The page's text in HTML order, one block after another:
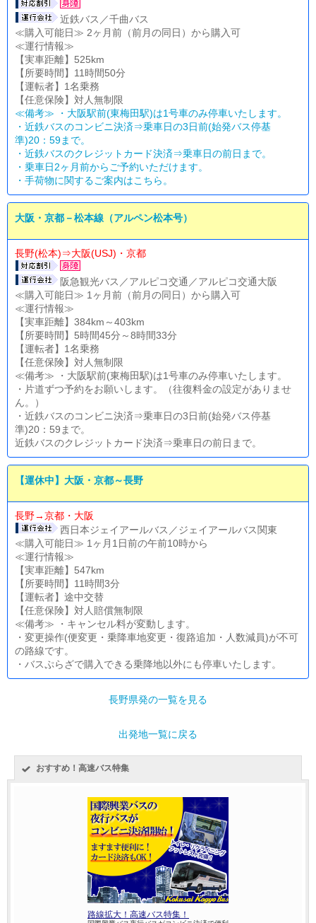
近鉄バス／千曲バス
≪購入可能日≫ 2ヶ月前（前月の同日）から購入可
≪運行情報≫
【実車距離】525km
【所要時間】11時間50分
【運転者】1名乗務
【任意保険】対人無制限
≪備考≫ ・大阪駅前(東梅田駅)は1号車のみ停車いたします。
・近鉄バスのコンビニ決済⇒乗車日の3日前(始発バス停基
準)20：59まで。
・近鉄バスのクレジットカード決済⇒乗車日の前日まで。
・乗車日2ヶ月前からご予約いただけます。
・ 手荷物に関するご案内はこちら。
大阪・京都－松本線（アルペン松本号）
長野(松本)⇒大阪(USJ)・京都
阪急観光バス／アルピコ交通／アルピコ交通大阪
≪購入可能日≫ 1ヶ月前（前月の同日）から購入可
≪運行情報≫
【実車距離】384km～403km
【所要時間】5時間45分～8時間33分
【運転者】1名乗務
【任意保険】対人無制限
≪備考≫ ・大阪駅前(東梅田駅)は1号車のみ停車いたします。
・片道ずつ予約をお願いします。（往復料金の設定がありませ
ん。）
・近鉄バスのコンビニ決済⇒乗車日の3日前(始発バス停基
準)20：59まで。
近鉄バスのクレジットカード決済⇒乗車日の前日まで。
【運休中】大阪・京都～長野
長野→京都・大阪
西日本ジェイアールバス／ジェイアールバス関東
≪購入可能日≫ 1ヶ月1日前の午前10時から
≪運行情報≫
【実車距離】547km
【所要時間】11時間3分
【運転者】途中交替
【任意保険】対人賠償無制限
≪備考≫ ・キャンセル料が変動します。
・変更操作(便変更・乗降車地変更・復路追加・人数減員)が不可
の路線です。
・バスぷらざで購入できる乗降地以外にも停車いたします。
長野県発の一覧を見る
出発地一覧に戻る
おすすめ！高速バス特集
路線拡大！高速バス特集！